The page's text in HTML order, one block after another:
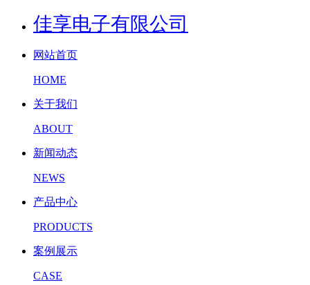
佳享电子有限公司
网站首页
HOME
关于我们
ABOUT
新闻动态
NEWS
产品中心
PRODUCTS
案例展示
CASE